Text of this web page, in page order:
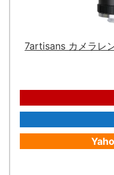
7artisans カメラレ